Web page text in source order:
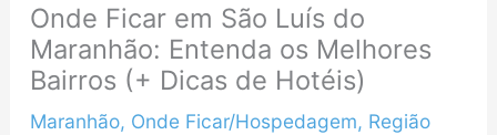
Onde Ficar em São Luís do
Maranhão: Entenda os Melhores
Bairros (+ Dicas de Hotéis)
Maranhão, Onde Ficar/Hospedagem, Região